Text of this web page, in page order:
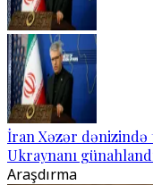
İran Xəzər dənizində
Ukraynanı
Araşdırma